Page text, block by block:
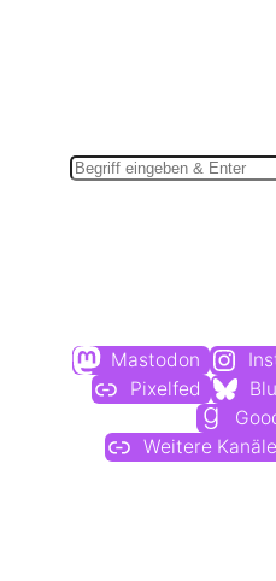
Mastodon
Pixelfed
Weitere